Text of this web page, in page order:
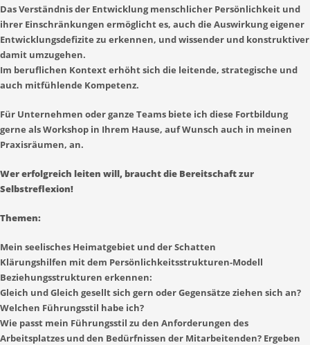
Das Verständnis der Entwicklung menschlicher Persönlichkeit und
ihrer Einschränkungen ermöglicht es, auch die Auswirkung eigener
Entwicklungsdefizite zu erkennen, und wissender und konstruktiver
damit umzugehen.
Im beruflichen Kontext erhöht sich die leitende, strategische und
auch mitfühlende Kompetenz.
Für Unternehmen oder ganze Teams biete ich diese Fortbildung
gerne als Workshop in Ihrem Hause, auf Wunsch auch in meinen
Praxisräumen, an.
Wer erfolgreich leiten will, braucht die Bereitschaft zur
Selbstreflexion!
Themen:
Mein seelisches Heimatgebiet und der Schatten
Klärungshilfen mit dem Persönlichkeitsstrukturen-Modell
Beziehungsstrukturen erkennen:
Gleich und Gleich gesellt sich gern oder Gegensätze ziehen sich an?
Welchen Führungsstil habe ich?
Wie passt mein Führungsstil zu den Anforderungen des
Arbeitsplatzes und den Bedürfnissen der Mitarbeitenden? Ergeben